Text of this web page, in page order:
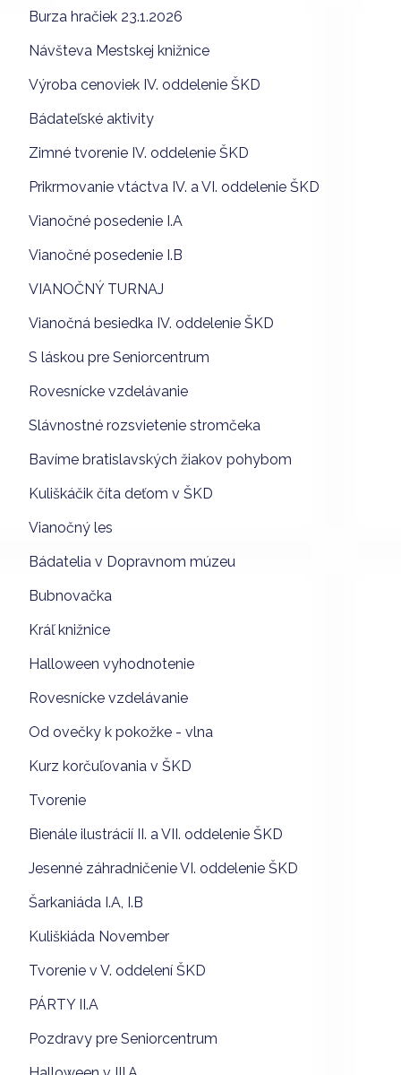
Burza hračiek 23.1.2026
Návšteva Mestskej knižnice
Výroba cenoviek IV. oddelenie ŠKD
Bádateľské aktivity
Zimné tvorenie IV. oddelenie ŠKD
Prikrmovanie vtáctva IV. a VI. oddelenie ŠKD
Vianočné posedenie I.A
Vianočné posedenie I.B
VIANOČNÝ TURNAJ
Vianočná besiedka IV. oddelenie ŠKD
S láskou pre Seniorcentrum
Rovesnícke vzdelávanie
Slávnostné rozsvietenie stromčeka
Bavíme bratislavských žiakov pohybom
Kuliškáčik číta deťom v ŠKD
Vianočný les
Bádatelia v Dopravnom múzeu
Bubnovačka
Kráľ knižnice
Halloween vyhodnotenie
Rovesnícke vzdelávanie
Od ovečky k pokožke - vlna
Kurz korčuľovania v ŠKD
Tvorenie
Bienále ilustrácií II. a VII. oddelenie ŠKD
Jesenné záhradničenie VI. oddelenie ŠKD
Šarkaniáda I.A, I.B
Kuliškiáda November
Tvorenie v V. oddelení ŠKD
PÁRTY II.A
Pozdravy pre Seniorcentrum